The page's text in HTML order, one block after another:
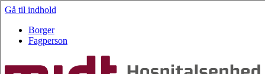
Gå til indhold
Borger
Fagperson